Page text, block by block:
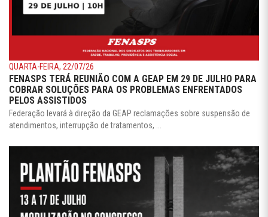
QUARTA-FEIRA, 22/07/26
FENASPS TERÁ REUNIÃO COM A GEAP EM 29 DE JULHO PARA
COBRAR SOLUÇÕES PARA OS PROBLEMAS ENFRENTADOS
PELOS ASSISTIDOS
Federação levará à direção da GEAP reclamações sobre suspensão de
atendimentos, interrupção de tratamentos, ...